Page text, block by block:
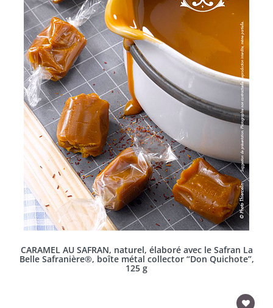
CARAMEL AU SAFRAN, naturel, élaboré avec le Safran La
Belle Safranière®, boîte métal collector “Don Quichote”,
125 g